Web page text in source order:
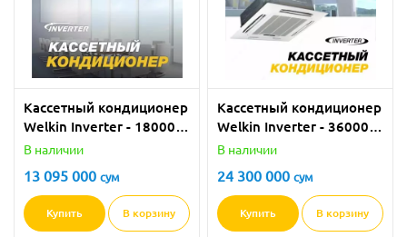
Кассетный кондиционер
Welkin Inverter - 18000
BTU
В наличии
13 095 000 сум
Купить В корзину
Кассетный кондиционер
Welkin Inverter - 36000
BTU
В наличии
24 300 000 сум
Купить В корзину